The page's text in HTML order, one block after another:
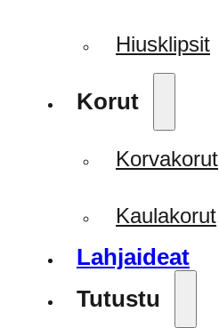
Hiusklipsit
Korut
Korvakorut
Kaulakorut
Lahjaideat
Tutustu